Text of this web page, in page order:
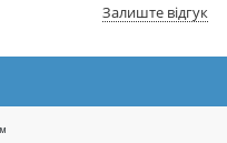
Залиште відгук